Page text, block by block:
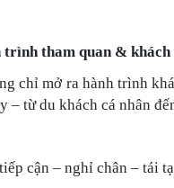
tham quan & khách
chỉ mở ra hành trình
từ du khách cá nhân
cận – nghỉ chân – tái